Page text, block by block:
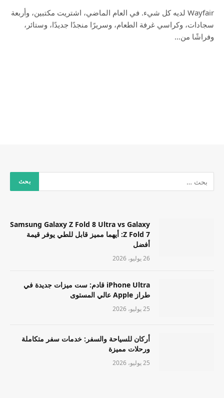
Wayfair لديه كل شيء. في العام الماضي، اشتريت مكتبين، وأربعة
سجادات، وكراسي غرفة الطعام، وسريرًا منجدًا جديدًا، وستائر،
وفراشًا من…
Samsung Galaxy Z Fold 8 Ultra vs Galaxy
Z Fold 7: أيهما مميز قابل للطي يوفر قيمة
أفضل
26 يوليو، 2026
iPhone Ultra قادم: ست ميزات جديدة في
طراز Apple عالي المستوى
25 يوليو، 2026
أركان للسياحة والسفر: خدمات سفر متكاملة
ورحلات مميزة
25 يوليو، 2026